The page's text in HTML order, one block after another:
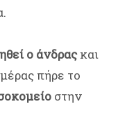
ο άνδραςκαι
πήρε το
στην